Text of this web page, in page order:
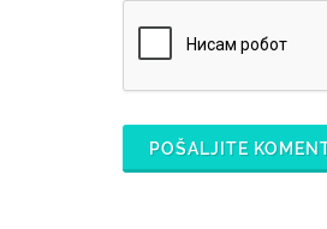
POŠALJITE